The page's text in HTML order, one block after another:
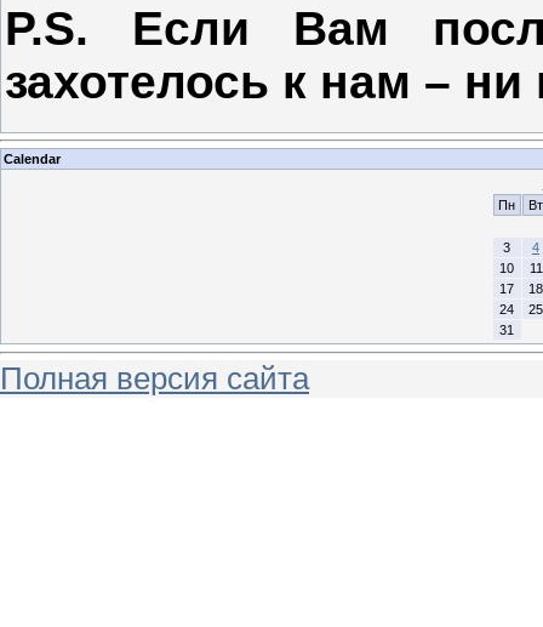
P.S. Если Вам
захотелось к нам –
Calendar
Пн
Вт
3
4
10
11
17
18
24
25
31
Полная версия сайта